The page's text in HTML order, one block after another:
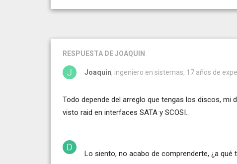
RESPUESTA DE JOAQUIN
Joaquin, ingeniero en sistemas, 17 años de
Todo depende del arreglo que tengas los discos, mi
visto raid en interfaces SATA y SCOSI..
Lo siento, no acabo de comprenderte, ¿a